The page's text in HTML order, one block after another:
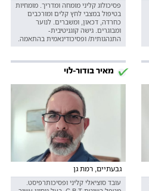
פסיכולוג קליני מומחה ומדריך. מומחיות
בטיפול במצבי לחץ קלים ומורכבים
כחרדה, דכאון, ומשברים. לנוער
ומבוגרים. גישה קוגניטיבית-
התנהגותית/ ופסיכודינאמית בהתאמה.
מאיר בודור-לוי
גבעתיים, רמת גן
עובד סוציאלי קליני ופסיכותרפיסט.